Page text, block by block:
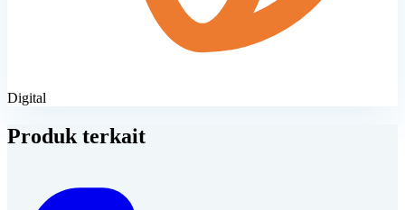
Digital
Produk terkait